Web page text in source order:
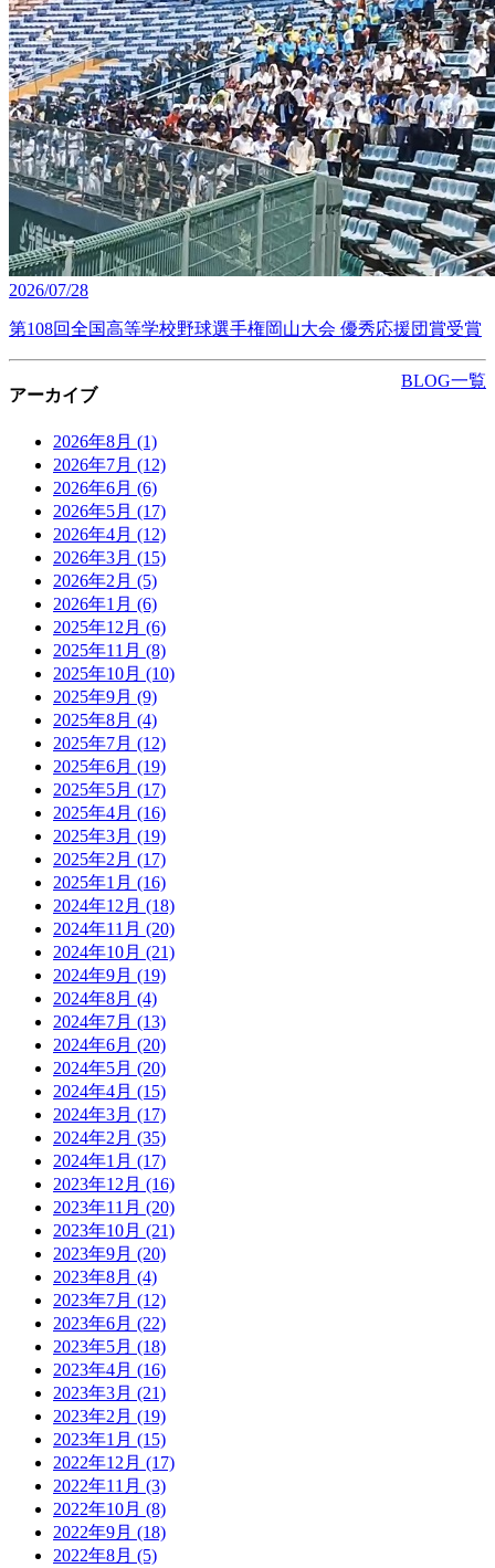
2026/07/28
第108回全国高等学校野球選手権岡山大会 優秀応援団賞受賞
BLOG一覧
アーカイブ
2026年8月 (1)
2026年7月 (12)
2026年6月 (6)
2026年5月 (17)
2026年4月 (12)
2026年3月 (15)
2026年2月 (5)
2026年1月 (6)
2025年12月 (6)
2025年11月 (8)
2025年10月 (10)
2025年9月 (9)
2025年8月 (4)
2025年7月 (12)
2025年6月 (19)
2025年5月 (17)
2025年4月 (16)
2025年3月 (19)
2025年2月 (17)
2025年1月 (16)
2024年12月 (18)
2024年11月 (20)
2024年10月 (21)
2024年9月 (19)
2024年8月 (4)
2024年7月 (13)
2024年6月 (20)
2024年5月 (20)
2024年4月 (15)
2024年3月 (17)
2024年2月 (35)
2024年1月 (17)
2023年12月 (16)
2023年11月 (20)
2023年10月 (21)
2023年9月 (20)
2023年8月 (4)
2023年7月 (12)
2023年6月 (22)
2023年5月 (18)
2023年4月 (16)
2023年3月 (21)
2023年2月 (19)
2023年1月 (15)
2022年12月 (17)
2022年11月 (3)
2022年10月 (8)
2022年9月 (18)
2022年8月 (5)